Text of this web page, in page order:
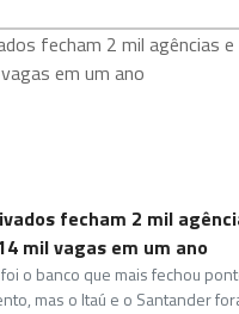
fecham 2 mil
mil vagas em um ano
o banco que mais fechou
mas o Itaú e o Santander